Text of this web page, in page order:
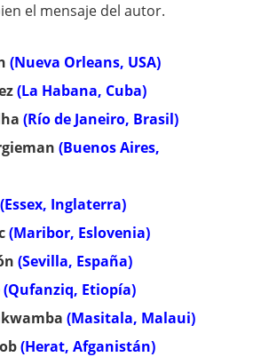
el mensaje del autor.
(Nueva Orleans, USA)
(La Habana, Cuba)
(Río de Janeiro, Brasil)
(Buenos Aires,
(Essex, Inglaterra)
(Maribor, Eslovenia)
(Sevilla, España)
(Qufanziq, Etiopía)
(Masitala, Malaui)
(Herat, Afganistán)